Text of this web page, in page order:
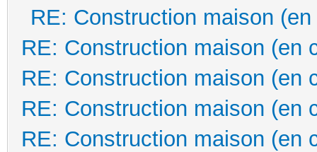
RE: Construction maison
RE: Construction maison (en
RE: Construction maison (en
RE: Construction maison (en
RE: Construction maison (en